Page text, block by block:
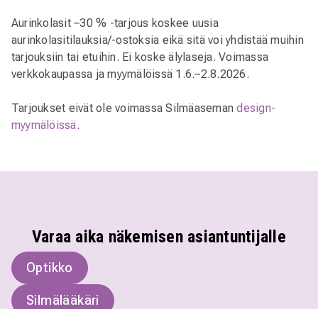
Aurinkolasit –30 % -tarjous koskee uusia
aurinkolasitilauksia/-ostoksia eikä sitä voi yhdistää muihin
tarjouksiin tai etuihin. Ei koske älylaseja. Voimassa
verkkokaupassa ja myymälöissä 1.6.–2.8.2026.
Tarjoukset eivät ole voimassa Silmäasemandesign-
myymälöissä.
Varaa aika näkemisen asiantuntijalle
Optikko
Silmälääkäri